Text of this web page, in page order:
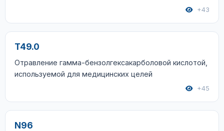
+43
T49.0
Отравление гамма-бензолгексакарболовой кислотой,
используемой для медицинских целей
+45
N96